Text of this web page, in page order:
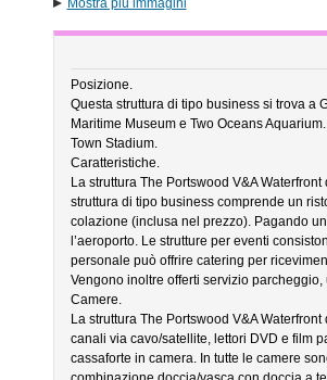
Mostra più immagini
Posizione.
Questa struttura di tipo business si trova a
Maritime Museum e Two Oceans
Town Stadium.
Caratteristiche.
La struttura The Portswood V&A
struttura di tipo business comprende un
colazione (inclusa nel prezzo). Pagando
l’aeroporto. Le strutture per eventi
personale può offrire catering per
Vengono inoltre offerti servizio
Camere.
La struttura The Portswood V&A
canali via cavo/satellite, lettori DVD e film
cassaforte in camera. In tutte le camere